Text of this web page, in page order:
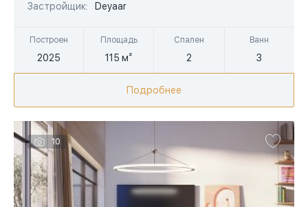
Застройщик:
Deyaar
Построен
2025
Площадь
115 м²
Спален
2
Ванн
3
Подробнее
10